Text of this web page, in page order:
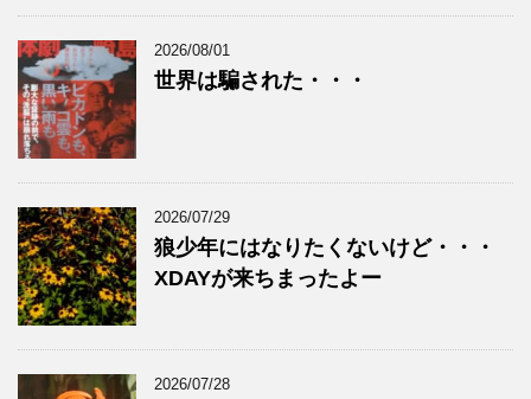
2026/08/01
世界は騙された・・・
2026/07/29
狼少年にはなりたくないけど・・・
XDAYが来ちまったよー
2026/07/28